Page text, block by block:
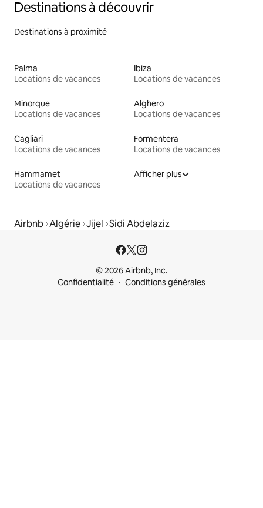
Destinations à découvrir
Destinations à proximité
Palma
Locations de vacances
Ibiza
Locations de vacances
Minorque
Locations de vacances
Alghero
Locations de vacances
Cagliari
Locations de vacances
Formentera
Locations de vacances
Hammamet
Locations de vacances
Afficher plus
Airbnb Algérie Jijel Sidi Abdelaziz
© 2026 Airbnb, Inc.
Confidentialité
Conditions générales